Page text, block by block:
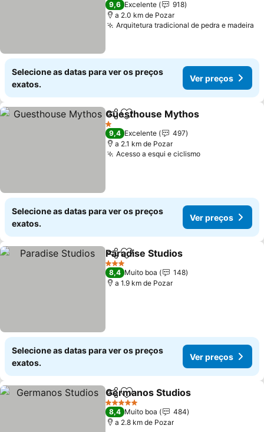
9,6 Excelente
918
a 2.0 km de Pozar
Arquitetura tradicional de pedra e madeira
Selecione as datas para ver os preços
exatos.
Ver preços
PartilharAdicionar aos favoritos
Guesthouse Mythos
1 Estrelas
9,4 Excelente
497
a 2.1 km de Pozar
Acesso a esqui e ciclismoVer preços
Selecione as datas para ver os preços
exatos.
Ver preços
PartilharAdicionar aos favoritos
Paradise Studios
3 Estrelas
8,4 Muito boa
148
a 1.9 km de Pozar
Selecione as datas para ver os preços
exatos.
Ver preços
PartilharAdicionar aos favoritos
Germanos Studios
5 Estrelas
8,4 Muito boa
484
a 2.8 km de Pozar